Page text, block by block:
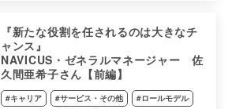
『新たな役割を任されるのは大きなチ
ャンス』
NAVICUS・ゼネラルマネージャー 佐
久間亜希子さん【前編】
#キャリア #サービス・その他
#ロールモデル